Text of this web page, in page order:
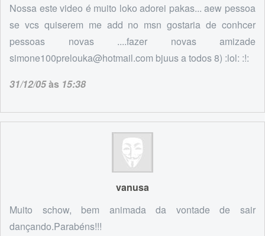
Nossa este video é muito loko adorei pakas... aew pessoa
se vcs quiserem me add no msn gostaria de conhcer
pessoas novas ....fazer novas amizade
simone100prelouka@hotmail.com bjuus a todos 8) :lol: :!:
31/12/05às 15:38
vanusa
Muito schow, bem animada da vontade de sair
dançando.Parabéns!!!